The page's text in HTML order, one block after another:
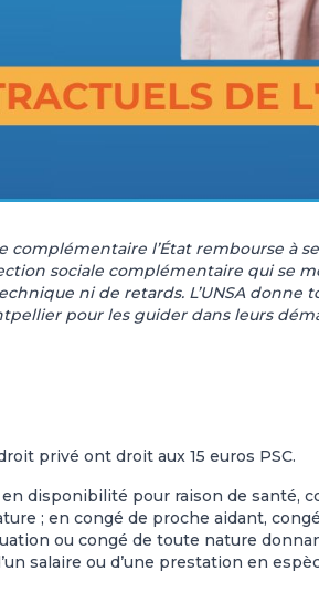
l’État rembourse à
sociale complémentaire qui se
ni de retards. L’UNSA
pour les guider dans leurs
privé ont droit aux 15 euros PSC.
disponibilité pour raison de santé,
; en congé de proche aidant,
ou congé de toute nature
salaire ou d’une prestation en